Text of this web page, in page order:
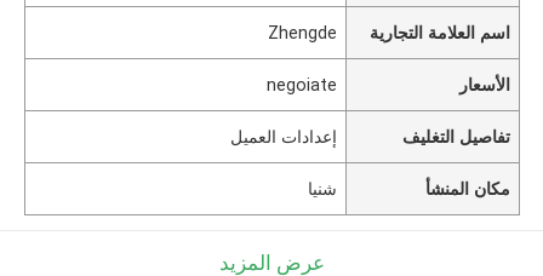
اسم العلامة التجارية Zhengde
الأسعار negoiate
تفاصيل التغليف إعدادات العميل
مكان المنشأ شنيا
عرض المزيد